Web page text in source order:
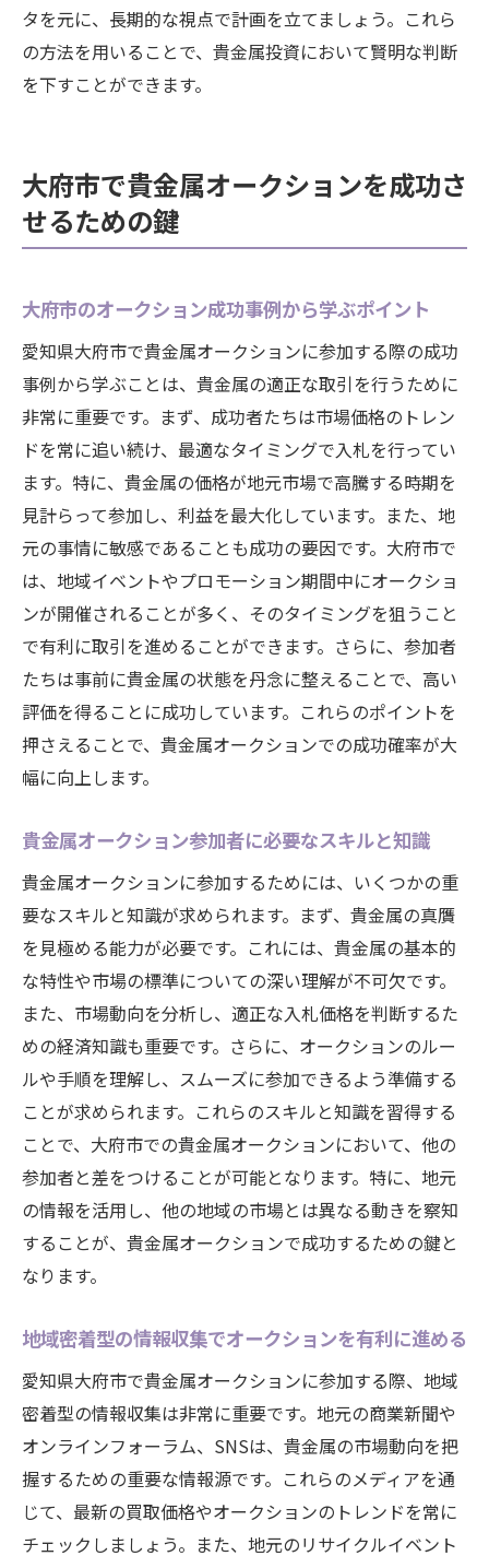
タを元に、長期的な視点で計画を立てましょう。これら
の方法を用いることで、貴金属投資において賢明な判断
を下すことができます。
大府市で貴金属オークションを成功さ
せるための鍵
大府市のオークション成功事例から学ぶポイント
愛知県大府市で貴金属オークションに参加する際の成功
事例から学ぶことは、貴金属の適正な取引を行うために
非常に重要です。まず、成功者たちは市場価格のトレン
ドを常に追い続け、最適なタイミングで入札を行ってい
ます。特に、貴金属の価格が地元市場で高騰する時期を
見計らって参加し、利益を最大化しています。また、地
元の事情に敏感であることも成功の要因です。大府市で
は、地域イベントやプロモーション期間中にオークショ
ンが開催されることが多く、そのタイミングを狙うこと
で有利に取引を進めることができます。さらに、参加者
たちは事前に貴金属の状態を丹念に整えることで、高い
評価を得ることに成功しています。これらのポイントを
押さえることで、貴金属オークションでの成功確率が大
幅に向上します。
貴金属オークション参加者に必要なスキルと知識
貴金属オークションに参加するためには、いくつかの重
要なスキルと知識が求められます。まず、貴金属の真贋
を見極める能力が必要です。これには、貴金属の基本的
な特性や市場の標準についての深い理解が不可欠です。
また、市場動向を分析し、適正な入札価格を判断するた
めの経済知識も重要です。さらに、オークションのルー
ルや手順を理解し、スムーズに参加できるよう準備する
ことが求められます。これらのスキルと知識を習得する
ことで、大府市での貴金属オークションにおいて、他の
参加者と差をつけることが可能となります。特に、地元
の情報を活用し、他の地域の市場とは異なる動きを察知
することが、貴金属オークションで成功するための鍵と
なります。
地域密着型の情報収集でオークションを有利に進める
愛知県大府市で貴金属オークションに参加する際、地域
密着型の情報収集は非常に重要です。地元の商業新聞や
オンラインフォーラム、SNSは、貴金属の市場動向を把
握するための重要な情報源です。これらのメディアを通
じて、最新の買取価格やオークションのトレンドを常に
チェックしましょう。また、地元のリサイクルイベント